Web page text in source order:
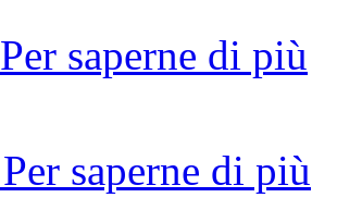
Per saperne di più
Per saperne di più